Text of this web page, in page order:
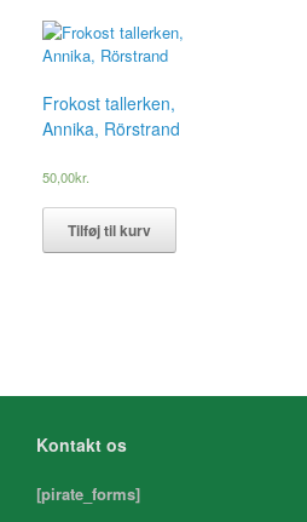
Frokost tallerken,
Annika, Rörstrand
50,00kr.
Tilføj til kurv
Kontakt os
[pirate_forms]